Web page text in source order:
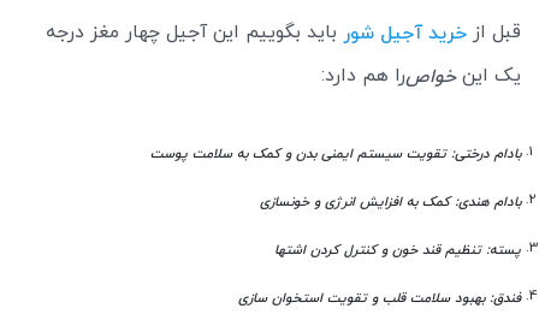
قبل از خرید آجیل شور باید بگوییم این آجیل چهار مغز درجه
یک اینخواصرا هم دارد:
بادام درختی: تقویت سیستم ایمنی بدن و کمک به سلامت پوست
بادام هندی: کمک به افزایش انرژی و خونسازی
پسته: تنظیم قند خون و کنترل کردن اشتها
فندق: بهبود سلامت قلب و تقویت استخوان سازی